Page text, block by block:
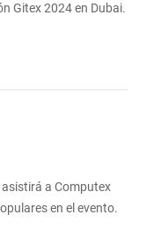
Gitex 2024 en Dubai.
a todos
en este
a Computex
en el evento.